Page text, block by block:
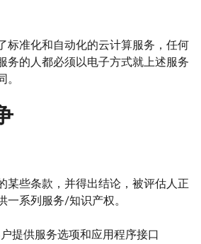
标准化和自动化的云计算服务，任何
务的人都必须以电子方式就上述服务
某些条款，并得出结论，被评估人正
一系列服务/知识产权。
提供服务选项和应用程序接口